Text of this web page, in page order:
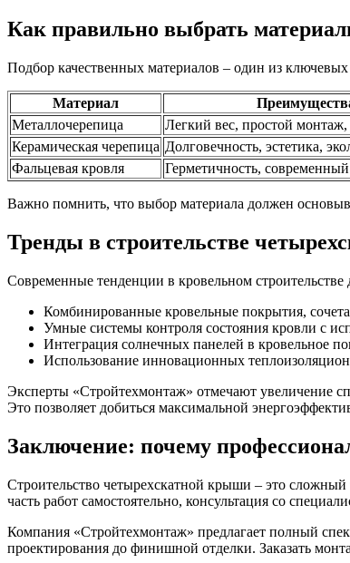
Как правильно выбрать
Подбор качественных материалов – один из
Материал
Металлочерепица
Легкий вес, простой монтаж,
Керамическая черепица Долговечность, эстетика,
Фальцевая кровля
Герметичность,
Важно помнить, что выбор материала должен
Тренды в строительстве
Современные тенденции в кровельном
Комбинированные кровельные покрытия,
Умные системы контроля состояния кровли с
Интеграция солнечных панелей в кровельное
Использование инновационных
Эксперты «Стройтехмонтаж» отмечают увеличение
Это позволяет добиться максимальной
Заключение: почему
Строительство четырехскатной крыши – это
часть работ самостоятельно, консультация со
Компания «Стройтехмонтаж» предлагает полный
проектирования до финишной отделки. Заказать